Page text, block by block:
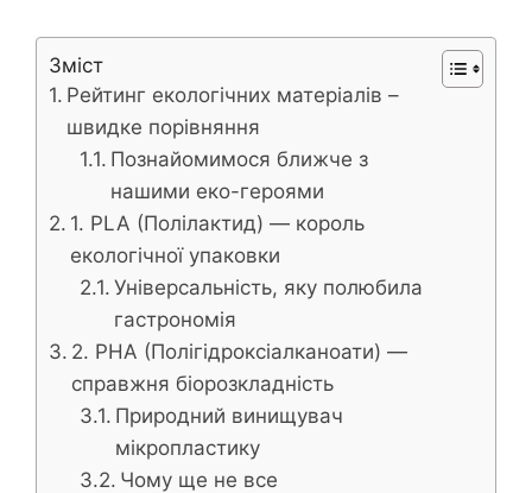
Зміст
Рейтинг екологічних матеріалів –
швидке порівняння
Познайомимося ближче з
нашими еко-героями
1. PLA (Полілактид) — король
екологічної упаковки
Універсальність, яку полюбила
гастрономія
2. PHA (Полігідроксіалканоати) —
справжня біорозкладність
Природний винищувач
мікропластику
Чому ще не все